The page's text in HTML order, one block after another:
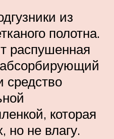
из
полотна.
распушенная
средство
которая
но не влагу.